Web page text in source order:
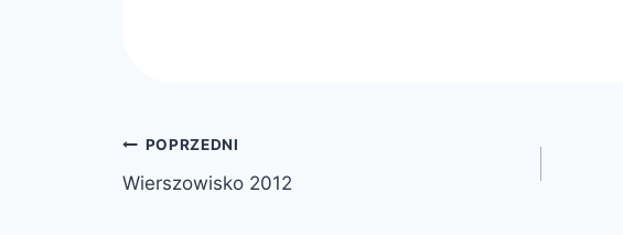
Nawigacja
wpisu
POPRZEDNI
Wierszowisko 2012